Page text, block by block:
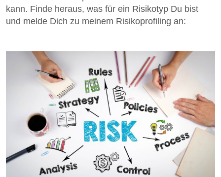
kann. Finde heraus, was für ein Risikotyp Du bist
und melde Dich zu meinem Risikoprofiling an: